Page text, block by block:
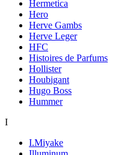
Hermetica
Hero
Herve Gambs
Herve Leger
HFC
Histoires de Parfums
Hollister
Houbigant
Hugo Boss
Hummer
I
I.Miyake